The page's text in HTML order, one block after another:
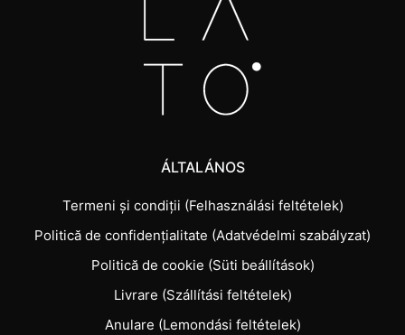
ÁLTALÁNOS
Termeni și condiții (Felhasználási feltételek)
Politică de confidențialitate (Adatvédelmi szabályzat)
Politică de cookie (Süti beállítások)
Livrare (Szállítási feltételek)
Anulare (Lemondási feltételek)